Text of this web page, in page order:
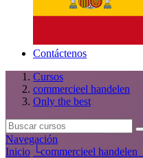
Contáctenos
Cursos
commercieel handelen
Only the best
Navegación
Inicio └commercieel handelen